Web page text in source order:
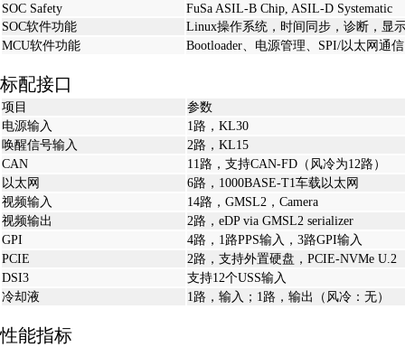
SOC Safety
FuSa ASIL-B Chip, ASIL-D Systematic
SOC软件功能
Linux操作系统，时间同步，诊断，显
MCU软件功能 Bootloader、电源管理、SPI/以太网通
标配接口
项目
参数
电源输入
1路，KL30
唤醒信号输入
2路，KL15
CAN
11路，支持CAN-FD（风冷为12路）
以太网
6路，1000BASE-T1车载以太网
视频输入
14路，GMSL2，Camera
视频输出
2路，eDP via GMSL2 serializer
GPI
4路，1路PPS输入，3路GPI输入
PCIE
2路，支持外置硬盘，PCIE-NVMe U.2
DSI3
支持12个USS输入
冷却液
1路，输入；1路，输出（风冷：无）
性能指标